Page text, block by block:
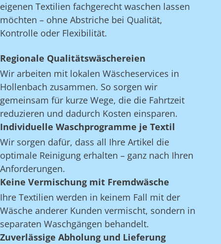
eigenen Textilien fachgerecht waschen lassen
möchten – ohne Abstriche bei Qualität,
Kontrolle oder Flexibilität.
Regionale Qualitätswäschereien
Wir arbeiten mit lokalen Wäscheservices in
Hollenbach zusammen. So sorgen wir
gemeinsam für kurze Wege, die die Fahrtzeit
reduzieren und dadurch Kosten einsparen.
Individuelle Waschprogramme je Textil
Wir sorgen dafür, dass all Ihre Artikel die
optimale Reinigung erhalten – ganz nach Ihren
Anforderungen.
Keine Vermischung mit Fremdwäsche
Ihre Textilien werden in keinem Fall mit der
Wäsche anderer Kunden vermischt, sondern in
separaten Waschgängen behandelt.
Zuverlässige Abholung und Lieferung